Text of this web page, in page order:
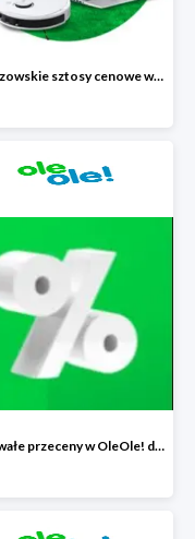
Mistrzowskie sztosy cenowe w OleOle! do -40%
Zuchwałe przeceny w OleOle! do -30%